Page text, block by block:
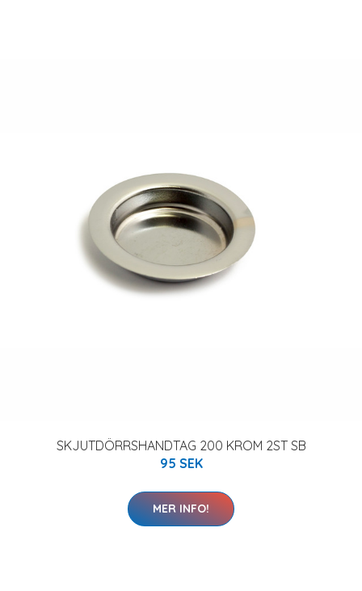
SKJUTDÖRRSHANDTAG 200 KROM 2ST SB
95 SEK
MER INFO!